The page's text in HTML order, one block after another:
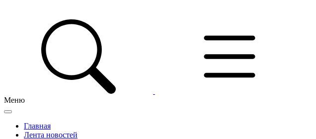
Меню
Главная
Лента новостей